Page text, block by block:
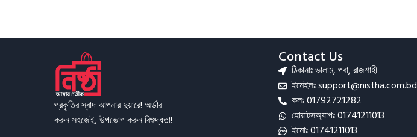
প্রকৃতির স্বাদ আপনার দুয়ারে! অর্ডার
করুন সহজেই, উপভোগ করুন বিশুদ্ধতা!
Contact Us
ঠিকানাঃ ভালাম, পবা, রাজশাহী
ইমেইলঃ support@nistha.com.bd
কলঃ 01792721282
হোয়াটসঅ্যাপঃ 01741211013
ইমোঃ 01741211013